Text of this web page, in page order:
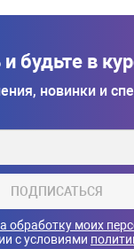
будьте в
новинки и
ПОДПИСАТЬСЯ
обработку моих
с условиями